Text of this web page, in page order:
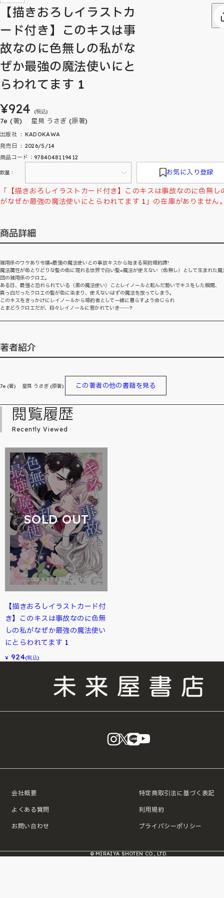
【描きおろしイラストカ
ード付き】このキスは事
故なのに色無しの私がな
ぜか最強の魔法使いにと
らわれてます 1
¥924 (税込)
7e (著) 星見 うさぎ (原著)
出版社 ‏ : ‎ KADOKAWA
発売日 ‏ : ‎ 2026/5/14
商品コード：9784048119412
数量： お気に入り登録
「【描きおろしイラストカード付き】このキスは事故なのに色無し
がなぜか最強の魔法使いにとらわれてます 1」の在庫がありません
商品詳細
雑用係のワケあり令嬢×最強の魔法使いとの事故キスから始まる契約婚約譚!
魔法属性が色とりどりな髪の色に現れる世界で白い髪=魔法が使えない〈色無し〉として生まれた魔
団の雑用係のクロエ。
ある日、最強と恐れられている〈黒の魔法使い〉ことレイノールと転んだ勢いでキスをした瞬間、
真っ白だったクロエの髪が色に染まり、使えないはずの魔法を放ってしまう。
このキスをきっかけにレイノールから婚約者として一緒に暮らすよう命じられ
とまどうクロエだが、段々レイノールに惹かれていき――?
著者紹介
7e (著) 星見 うさぎ (原著) この著者の他の書籍を見る
閲覧履歴
Recently Viewed
SOLD OUT
【描きおろしイラストカード付
き】このキスは事故なのに色無
しの私がなぜか最強の魔法使い
にとらわれてます 1
¥ 924(税込)
instagram
X LINE
会社概要
よくある質問
お問い合わせ
特定商取引法に基づく表記
利用規約
プライバシーポリシー
© MIRAIYA SHOTEN CO., LTD.